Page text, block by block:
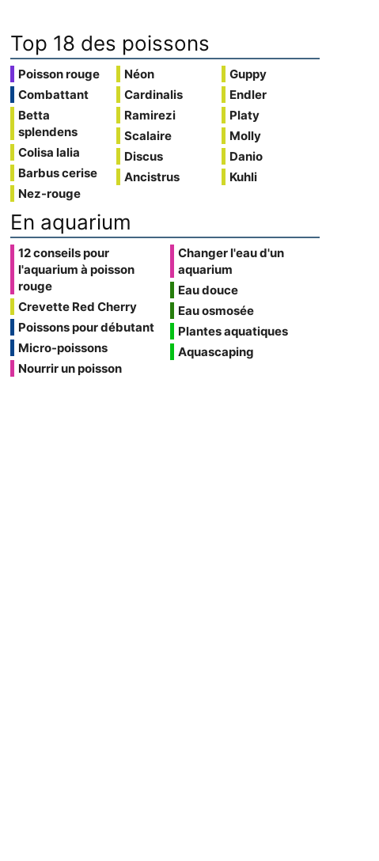
Top 18 des poissons
Poisson rouge
Combattant
Betta
splendens
Colisa lalia
Barbus cerise
Nez-rouge
Néon
Cardinalis
Ramirezi
Scalaire
Discus
Ancistrus
Guppy
Endler
Platy
Molly
Danio
Kuhli
En aquarium
12 conseils pour
l'aquarium à poisson
rouge
Crevette Red Cherry
Poissons pour débutant
Micro-poissons
Nourrir un poisson
Changer l'eau d'un
aquarium
Eau douce
Eau osmosée
Plantes aquatiques
Aquascaping